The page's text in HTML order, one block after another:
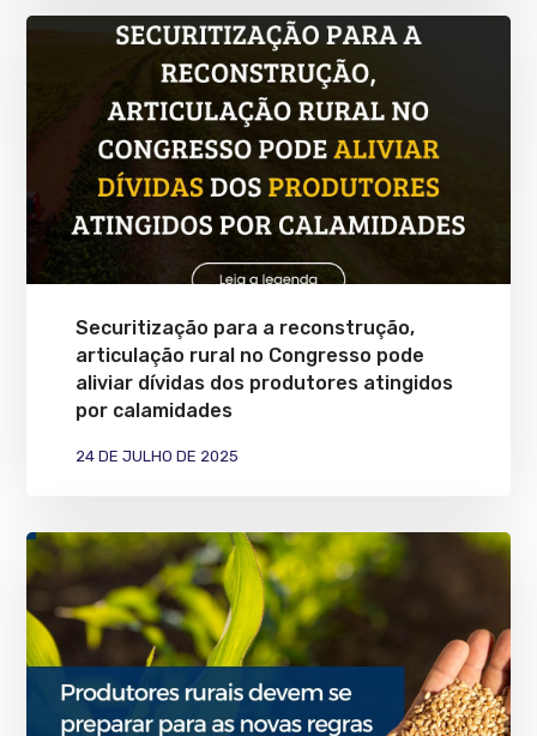
Securitização para a reconstrução,
articulação rural no Congresso pode
aliviar dívidas dos produtores atingidos
por calamidades
24 DE JULHO DE 2025